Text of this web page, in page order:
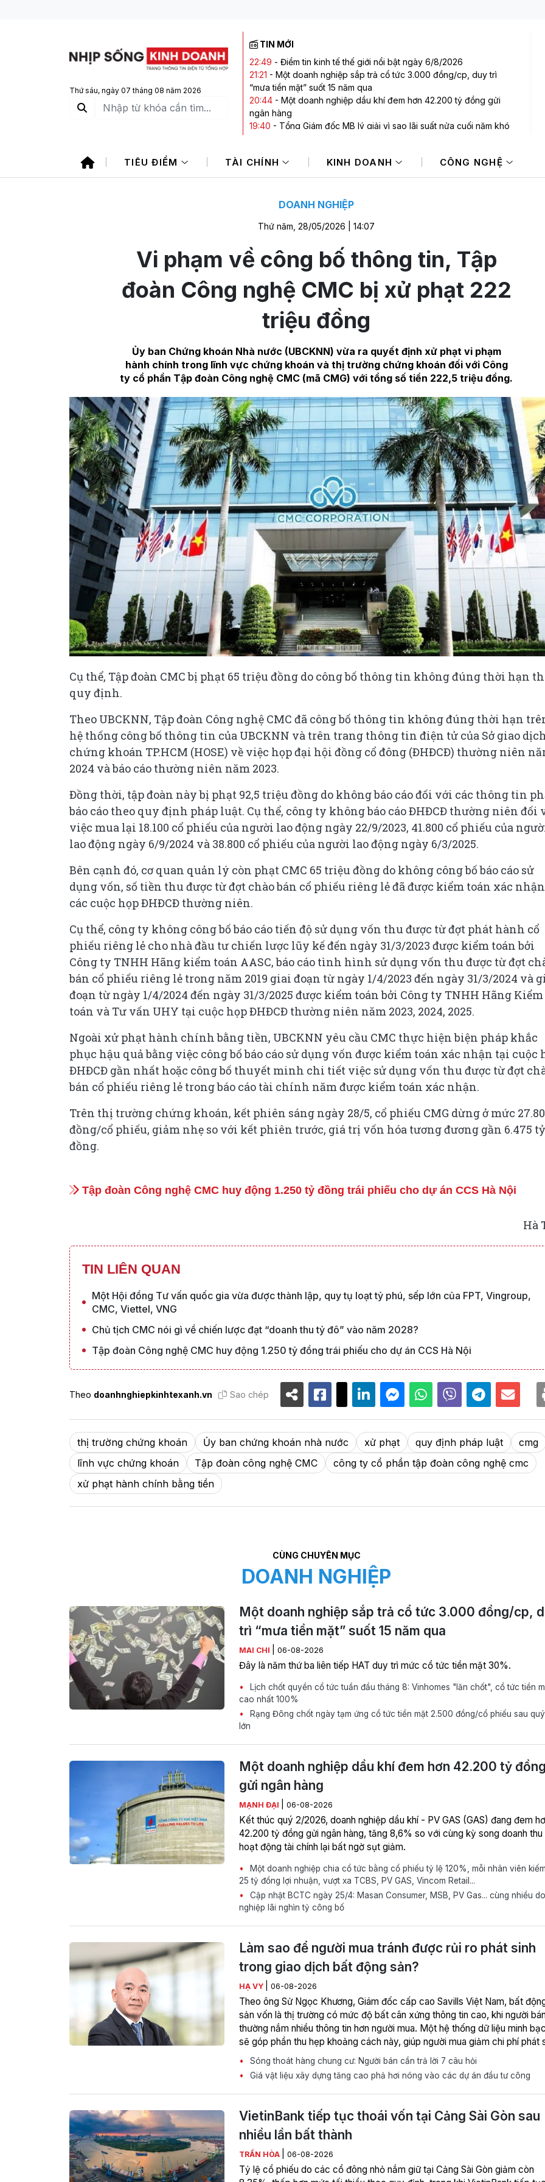
Thứ sáu, ngày 07 tháng 08 năm 2026
TIN MỚI
22:49 - Điểm tin kinh tế thế giới nổi bật ngày 6/8/2026
21:21 - Một doanh nghiệp sắp trả cổ tức 3.000 đồng/cp, duy trì
“mưa tiền mặt” suốt 15 năm qua
20:44 - Một doanh nghiệp dầu khí đem hơn 42.200 tỷ đồng gửi
ngân hàng
19:40 - Tổng Giám đốc MB lý giải vì sao lãi suất nửa cuối năm khó
sản với slogan nổi tiếng “có làm thì mới có ăn”
17:45-Một cổ phiếu bị tự doanh CTCK bán ròng 200 tỷ đồng
TIÊU ĐIỂM TÀI CHÍNH KINH DOANH CÔNG NGHỆ
DOANH NGHIỆP
Thứ năm, 28/05/2026 | 14:07
Vi phạm về công bố thông tin, Tập
đoàn Công nghệ CMC bị xử phạt 222
triệu đồng
Ủy ban Chứng khoán Nhà nước (UBCKNN) vừa ra quyết định xử phạt vi phạm
hành chính trong lĩnh vực chứng khoán và thị trường chứng khoán đối với Công
ty cổ phần Tập đoàn Công nghệ CMC (mã CMG) với tổng số tiền 222,5 triệu đồng.
Cụ thể, Tập đoàn CMC bị phạt 65 triệu đồng do công bố thông tin không đúng thời hạn
quy định.
Theo UBCKNN, Tập đoàn Công nghệ CMC đã công bố thông tin không đúng thời hạn
hệ thống công bố thông tin của UBCKNN và trên trang thông tin điện tử của Sở giao
chứng khoán TP.HCM (HOSE) về việc họp đại hội đồng cổ đông (ĐHĐCĐ) thường niên
2024 và báo cáo thường niên năm 2023.
Đồng thời, tập đoàn này bị phạt 92,5 triệu đồng do không báo cáo đối với các thông tin
báo cáo theo quy định pháp luật. Cụ thể, công ty không báo cáo ĐHĐCĐ thường niên đối
việc mua lại 18.100 cổ phiếu của người lao động ngày 22/9/2023, 41.800 cổ phiếu của
lao động ngày 6/9/2024 và 38.800 cổ phiếu của người lao động ngày 6/3/2025.
Bên cạnh đó, cơ quan quản lý còn phạt CMC 65 triệu đồng do không công bố báo cáo sử
dụng vốn, số tiền thu được từ đợt chào bán cổ phiếu riêng lẻ đã được kiểm toán xác
các cuộc họp ĐHĐCĐ thường niên.
Cụ thể, công ty không công bố báo cáo tiến độ sử dụng vốn thu được từ đợt phát hành cổ
phiếu riêng lẻ cho nhà đầu tư chiến lược lũy kế đến ngày 31/3/2023 được kiểm toán bởi
Công ty TNHH Hãng kiểm toán AASC, báo cáo tình hình sử dụng vốn thu được từ đợt
bán cổ phiếu riêng lẻ trong năm 2019 giai đoạn từ ngày 1/4/2023 đến ngày 31/3/2024 và
đoạn từ ngày 1/4/2024 đến ngày 31/3/2025 được kiểm toán bởi Công ty TNHH Hãng Kiểm
toán và Tư vấn UHY tại cuộc họp ĐHĐCĐ thường niên năm 2023, 2024, 2025.
Ngoài xử phạt hành chính bằng tiền, UBCKNN yêu cầu CMC thực hiện biện pháp khắc
phục hậu quả bằng việc công bố báo cáo sử dụng vốn được kiểm toán xác nhận tại cuộc
ĐHĐCĐ gần nhất hoặc công bố thuyết minh chi tiết việc sử dụng vốn thu được từ đợt
bán cổ phiếu riêng lẻ trong báo cáo tài chính năm được kiểm toán xác nhận.
Trên thị trường chứng khoán, kết phiên sáng ngày 28/5, cổ phiếu CMG dừng ở mức
đồng/cổ phiếu, giảm nhẹ so với kết phiên trước, giá trị vốn hóa tương đương gần 6.475 tỷ
đồng.
Tập đoàn Công nghệ CMC huy động 1.250 tỷ đồng trái phiếu cho dự án CCS Hà Nội
Hà
TIN LIÊN QUAN
Một Hội đồng Tư vấn quốc gia vừa được thành lập, quy tụ loạt tỷ phú, sếp lớn của FPT, Vingroup,
CMC, Viettel, VNG
Chủ tịch CMC nói gì về chiến lược đạt “doanh thu tỷ đô” vào năm 2028?
Tập đoàn Công nghệ CMC huy động 1.250 tỷ đồng trái phiếu cho dự án CCS Hà Nội
Theo doanhnghiepkinhtexanh.vn Sao chép
thị trường chứng khoán Ủy ban chứng khoán nhà nước xử phạt quy định pháp luật
cmg
lĩnh vực chứng khoán
Tập đoàn công nghệ CMC
công ty cổ phần tập đoàn công nghệ cmc
xử phạt hành chính bằng tiền
CÙNG CHUYÊN MỤC
DOANH NGHIỆP
Một doanh nghiệp sắp trả cổ tức 3.000 đồng/cp,
trì “mưa tiền mặt” suốt 15 năm qua
MAI CHI 06-08-2026
Đây là năm thứ ba liên tiếp HAT duy trì mức cổ tức tiền mặt 30%.
Lịch chốt quyền cổ tức tuần đầu tháng 8: Vinhomes "lăn chốt", cổ tức tiền
cao nhất 100%
Rạng Đông chốt ngày tạm ứng cổ tức tiền mặt 2.500 đồng/cổ phiếu sau
lớn
Một doanh nghiệp dầu khí đem hơn 42.200 tỷ
gửi ngân hàng
MẠNH ĐẠI 06-08-2026
Kết thúc quý 2/2026, doanh nghiệp dầu khí - PV GAS (GAS) đang đem
42.200 tỷ đồng gửi ngân hàng, tăng 8,6% so với cùng kỳ song doanh thu
hoạt động tài chính lại bất ngờ sụt giảm.
Một doanh nghiệp chia cổ tức bằng cổ phiếu tỷ lệ 120%, mỗi nhân viên
25 tỷ đồng lợi nhuận, vượt xa TCBS, PV GAS, Vincom Retail...
Cập nhật BCTC ngày 25/4: Masan Consumer, MSB, PV Gas... cùng nhiều
nghiệp lãi nghìn tỷ công bố
Làm sao để người mua tránh được rủi ro phát sinh
trong giao dịch bất động sản?
HẠ VY 06-08-2026
Theo ông Sử Ngọc Khương, Giám đốc cấp cao Savills Việt Nam, bất
sản vốn là thị trường có mức độ bất cân xứng thông tin cao, khi người
thường nắm nhiều thông tin hơn người mua. Một hệ thống dữ liệu minh
sẽ góp phần thu hẹp khoảng cách này, giúp người mua giảm chi phí phát
từ những rủi ro khó dự báo.
Sóng thoát hàng chung cư: Người bán cần trả lời 7 câu hỏi
Giá vật liệu xây dựng tăng cao phả hơi nóng vào các dự án đầu tư công
VietinBank tiếp tục thoái vốn tại Cảng Sài Gòn sau
nhiều lần bất thành
TRẦN HÒA 06-08-2026
Tỷ lệ cổ phiếu do các cổ đông nhỏ nắm giữ tại Cảng Sài Gòn giảm còn